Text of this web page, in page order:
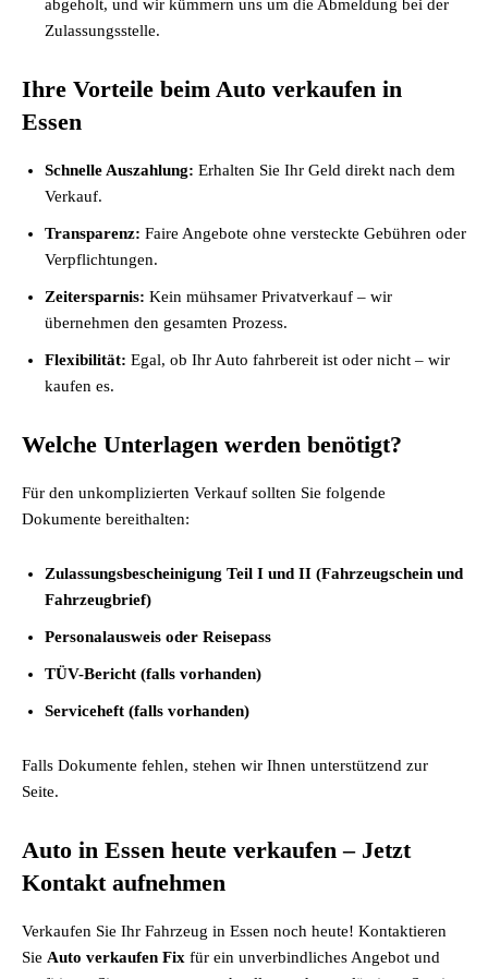
abgeholt, und wir kümmern uns um die Abmeldung bei der
Zulassungsstelle.
Ihre Vorteile beim Auto verkaufen in
Essen
Schnelle Auszahlung: Erhalten Sie Ihr Geld direkt nach dem
Verkauf.
Transparenz: Faire Angebote ohne versteckte Gebühren oder
Verpflichtungen.
Zeitersparnis: Kein mühsamer Privatverkauf – wir
übernehmen den gesamten Prozess.
Flexibilität: Egal, ob Ihr Auto fahrbereit ist oder nicht – wir
kaufen es.
Welche Unterlagen werden benötigt?
Für den unkomplizierten Verkauf sollten Sie folgende
Dokumente bereithalten:
Zulassungsbescheinigung Teil I und II (Fahrzeugschein und
Fahrzeugbrief)
Personalausweis oder Reisepass
TÜV-Bericht (falls vorhanden)
Serviceheft (falls vorhanden)
Falls Dokumente fehlen, stehen wir Ihnen unterstützend zur
Seite.
Auto in Essen heute verkaufen – Jetzt
Kontakt aufnehmen
Verkaufen Sie Ihr Fahrzeug in Essen noch heute! Kontaktieren
Sie Auto verkaufen Fix für ein unverbindliches Angebot und